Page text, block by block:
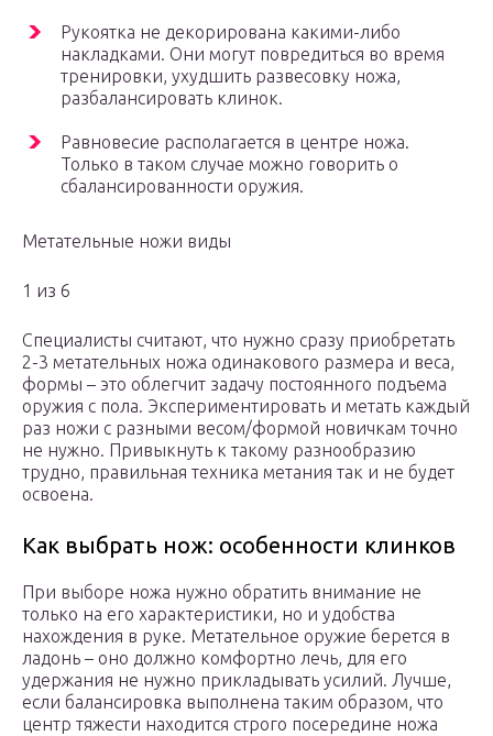
Рукоятка не декорирована какими-либо
накладками. Они могут повредиться во время
тренировки, ухудшить развесовку ножа,
разбалансировать клинок.
Равновесие располагается в центре ножа.
Только в таком случае можно говорить о
сбалансированности оружия.
Метательные ножи виды
1 из 6
Специалисты считают, что нужно сразу приобретать
2-3 метательных ножа одинакового размера и веса,
формы – это облегчит задачу постоянного подъема
оружия с пола. Экспериментировать и метать каждый
раз ножи с разными весом/формой новичкам точно
не нужно. Привыкнуть к такому разнообразию
трудно, правильная техника метания так и не будет
освоена.
Как выбрать нож: особенности клинков
При выборе ножа нужно обратить внимание не
только на его характеристики, но и удобства
нахождения в руке. Метательное оружие берется в
ладонь – оно должно комфортно лечь, для его
удержания не нужно прикладывать усилий. Лучше,
если балансировка выполнена таким образом, что
центр тяжести находится строго посередине ножа